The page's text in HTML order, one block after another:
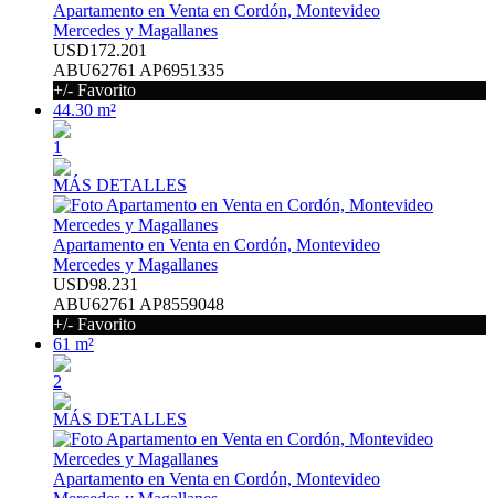
Apartamento en Venta en Cordón, Montevideo
Mercedes y Magallanes
USD172.201
ABU62761 AP6951335
+/- Favorito
44.30 m²
1
MÁS DETALLES
Apartamento en Venta en Cordón, Montevideo
Mercedes y Magallanes
USD98.231
ABU62761 AP8559048
+/- Favorito
61 m²
2
MÁS DETALLES
Apartamento en Venta en Cordón, Montevideo